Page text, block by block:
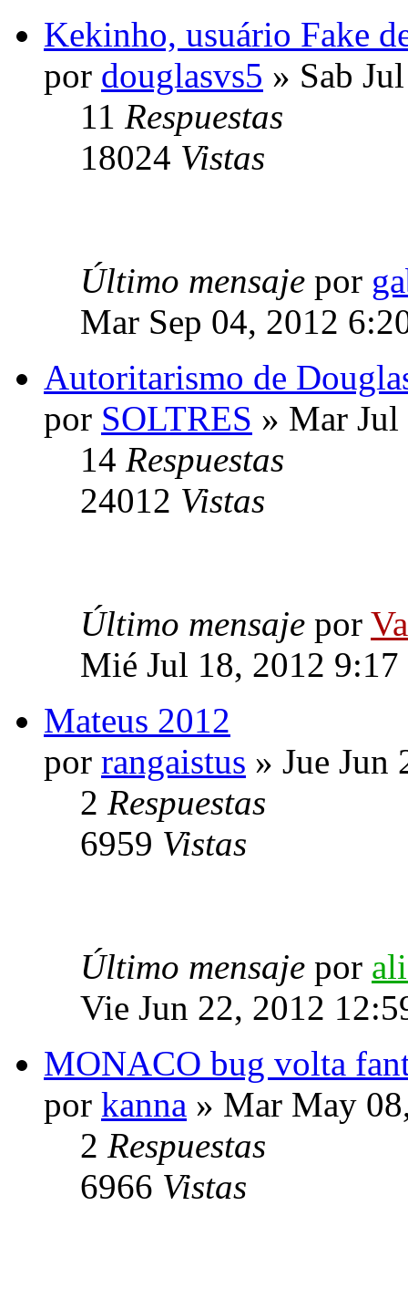
Kekinho, usuário Fake
por douglasvs5 » Sab
11 Respuestas
18024 Vistas
Último mensaje por
Mar Sep 04, 2012
Autoritarismo de
por SOLTRES » Mar
14 Respuestas
24012 Vistas
Último mensaje por
Mié Jul 18, 2012 9:17
Mateus 2012
por rangaistus » Jue Jun
2 Respuestas
6959 Vistas
Último mensaje por
Vie Jun 22, 2012
MONACO bug volta
por kanna » Mar May
2 Respuestas
6966 Vistas